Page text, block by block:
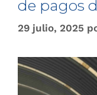
de pagos
29 julio, 2025